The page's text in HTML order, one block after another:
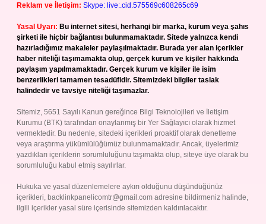
Reklam ve İletişim: Skype: live:.cid.575569c608265c69
Yasal Uyarı: Bu internet sitesi, herhangi bir marka, kurum veya şahıs
şirketi ile hiçbir bağlantısı bulunmamaktadır. Sitede yalnızca kendi
hazırladığımız makaleler paylaşılmaktadır. Burada yer alan içerikler
haber niteliği taşımamakta olup, gerçek kurum ve kişiler hakkında
paylaşım yapılmamaktadır. Gerçek kurum ve kişiler ile isim
benzerlikleri tamamen tesadüfidir. Sitemizdeki bilgiler taslak
halindedir ve tavsiye niteliği taşımazlar.
Sitemiz, 5651 Sayılı Kanun gereğince Bilgi Teknolojileri ve İletişim
Kurumu (BTK) tarafından onaylanmış bir Yer Sağlayıcı olarak hizmet
vermektedir. Bu nedenle, sitedeki içerikleri proaktif olarak denetleme
veya araştırma yükümlülüğümüz bulunmamaktadır. Ancak, üyelerimiz
yazdıkları içeriklerin sorumluluğunu taşımakta olup, siteye üye olarak bu
sorumluluğu kabul etmiş sayılırlar.
Hukuka ve yasal düzenlemelere aykırı olduğunu düşündüğünüz
içerikleri, backlinkpanelicomtr@gmail.com adresine bildirmeniz halinde,
ilgili içerikler yasal süre içerisinde sitemizden kaldırılacaktır.